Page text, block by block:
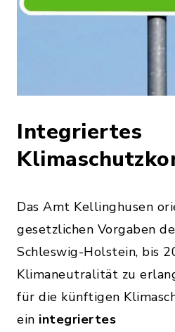
Integriertes
Das Amt Kellinghusen
gesetzlichen Vorgaben
Schleswig-Holstein, bis
Klimaneutralität zu
für die künftigen
ein integriertes